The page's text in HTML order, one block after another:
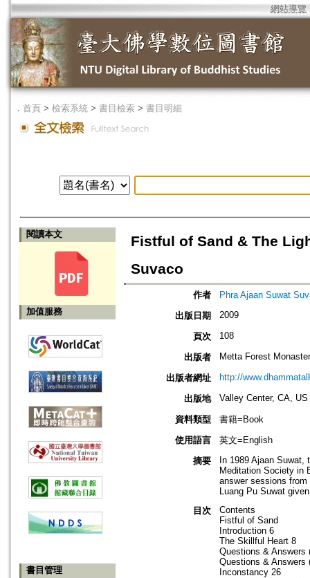
網站導覽
． 首頁 > 檢索系統 > 書目檢索 > 書目明細
閱讀本文
加值服務
書目管理
Fistful of Sand & The
Suvaco
作者
Phra Ajaan Suwat
出版日期
2009
頁次 108
出版者 Metta Forest
出版者網址 http://
出版地 Valley Center, CA, US
資料類型
書籍=Book
使用語言
英文=English
摘要
In 1989 Ajaan
Meditation Society in
answer sessions
Luang Pu Suwat
目次
Contents
Fistful of Sand
Introduction 6
The Skillful Heart 8
Questions & Answers
Questions & Answers
Inconstancy 26